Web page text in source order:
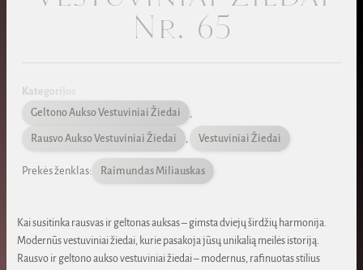
Nr. 65
Kategorijos
Geltono Aukso Vestuviniai Žiedai
Rausvo Aukso Vestuviniai Žiedai , Vestuviniai Žiedai
Prekės ženklas: Raimundas Miliauskas
Kai susitinka rausvas ir geltonas auksas – gimsta dviejų širdžių harmonija.
Modernūs vestuviniai žiedai, kurie pasakoja jūsų unikalią meilės istoriją.
Rausvo ir geltono aukso vestuviniai žiedai – modernus, rafinuotas stilius